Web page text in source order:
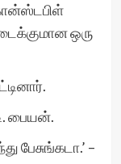
ஒரு
பையன்.
பேசுங்கடா.’ –